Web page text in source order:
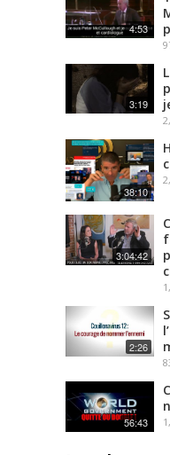
4:53
3:19
38:10
3:04:42
2:26
56:43